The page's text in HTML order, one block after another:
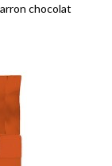
chocolat